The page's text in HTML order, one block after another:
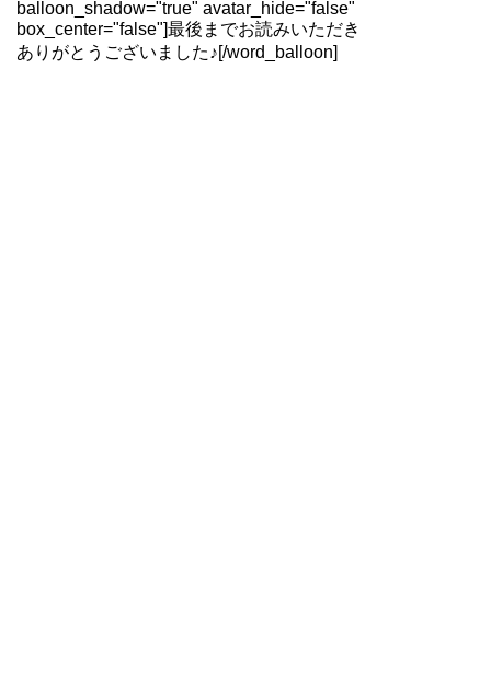
balloon_shadow="true" avatar_hide="false"
box_center="false"]最後までお読みいただき
ありがとうございました♪[/word_balloon]